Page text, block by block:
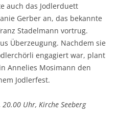
auch das Jodlerduett
Gerber an, das bekannte
Stadelmann vortrug.
Überzeugung. Nachdem sie
engagiert war, plant
Annelies Mosimann den
Jodlerfest.
Uhr, Kirche Seeberg